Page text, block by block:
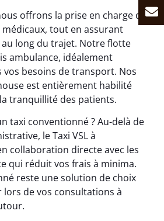
offrons la prise en charge de
tout en assurant
long du trajet. Notre flotte
ambulance, idéalement
besoins de transport. Nos
est entièrement habilité
tranquillité des patients.
taxi conventionné ? Au-delà de
le Taxi VSL à
collaboration directe avec les
qui réduit vos frais à minima.
reste une solution de choix
lors de vos consultations à